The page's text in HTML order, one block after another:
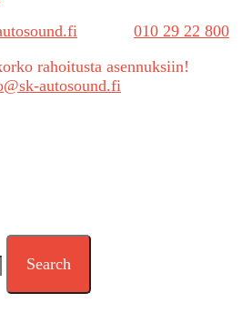
010 29 22 800
rahoitusta asennuksiin!
autosound.fi
Search